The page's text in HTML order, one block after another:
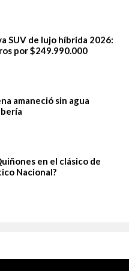
SUV de lujo híbrida 2026:
por $249.990.000
amaneció sin agua
en el clásico de
Nacional?